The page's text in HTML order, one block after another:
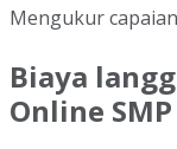
Mengukur
Biaya
Online